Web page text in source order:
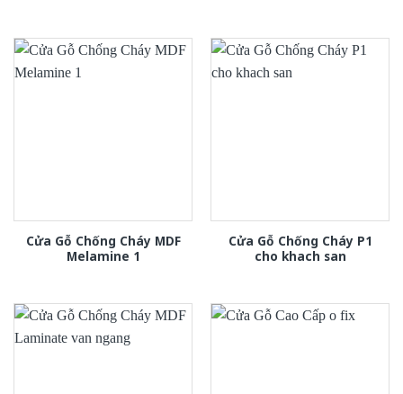
Cửa Gỗ Chống Cháy MDF
Melamine 1
Cửa Gỗ Chống Cháy P1
cho khach san